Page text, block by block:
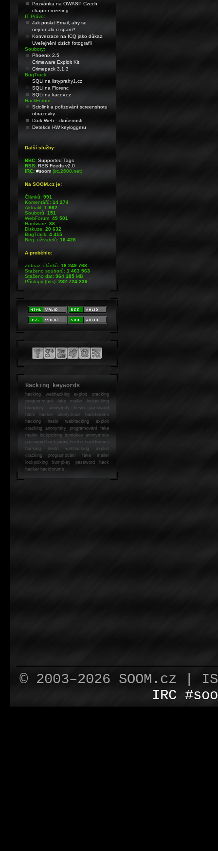
Pozvánka na OWASP Czech
chapter meeting
IT Právo:
Jak poslat Email, aby se
nejednalo o spam?
Konverzace na ICQ jako důkaz.
Uveřejnění cizích fotografií
Soubory:
Phoenix 2.5
Crimeware Exploit Kit
Crimepack 3.1.3
BugTrack:
SQLi na listyprahy1.cz
SQLi na Florenc
SQLi na kacov.cz
HackForum:
Sciolink a pořizování screenshotu
obrazovky
Dark Web - zkušenosti
Detekce HW keyloggeru
Další služby:
BBC: Supported Tags
RSS: RSS Feeds v2.0
IRC: #soom(irc.2600.net)
Na SOOM.cz je:
Článků:991
Komentářů:14 274
Aktualit:1 862
Souborů:151
WebForum:49 501
Hardware:38
Diskuze:20 632
BugTrack:4 415
Reg. uživatelů:16 426
A proběhlo:
Zobraz. článků:18 249 763
Staženo souborů:1 463 563
Staženo dat:964 185MB
Přístupy (hits):232 724 239
Hacking keywords
hackingwebhacking exploit cracking
programování fake mailer lockpicking
bumpkey anonymity heslo password
hackhacker anonymous hackforums
hackingheslo webhacking exploit
cracking anonymity programování fake
mailer lockpicking bumpkey anonymous
password hack proxy hacker hackforums
hacking heslo webhacking exploit
cracking programování fake mailer
lockpicking bumpkey password hack
hackerhackforums
© 2003–2026 SOOM.cz |
IRC